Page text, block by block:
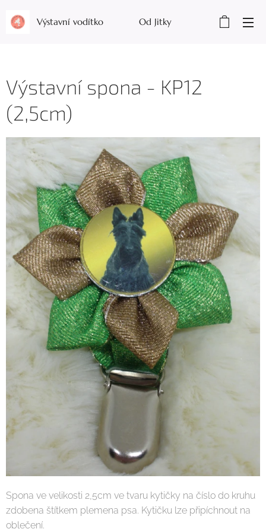
Výstavní vodítko Od Jitky
Výstavní spona - KP12
(2,5cm)
Spona ve velikosti 2,5cm ve tvaru kytičky na číslo do kruhu
zdobena štítkem plemena psa. Kytičku lze připíchnout na
oblečení.